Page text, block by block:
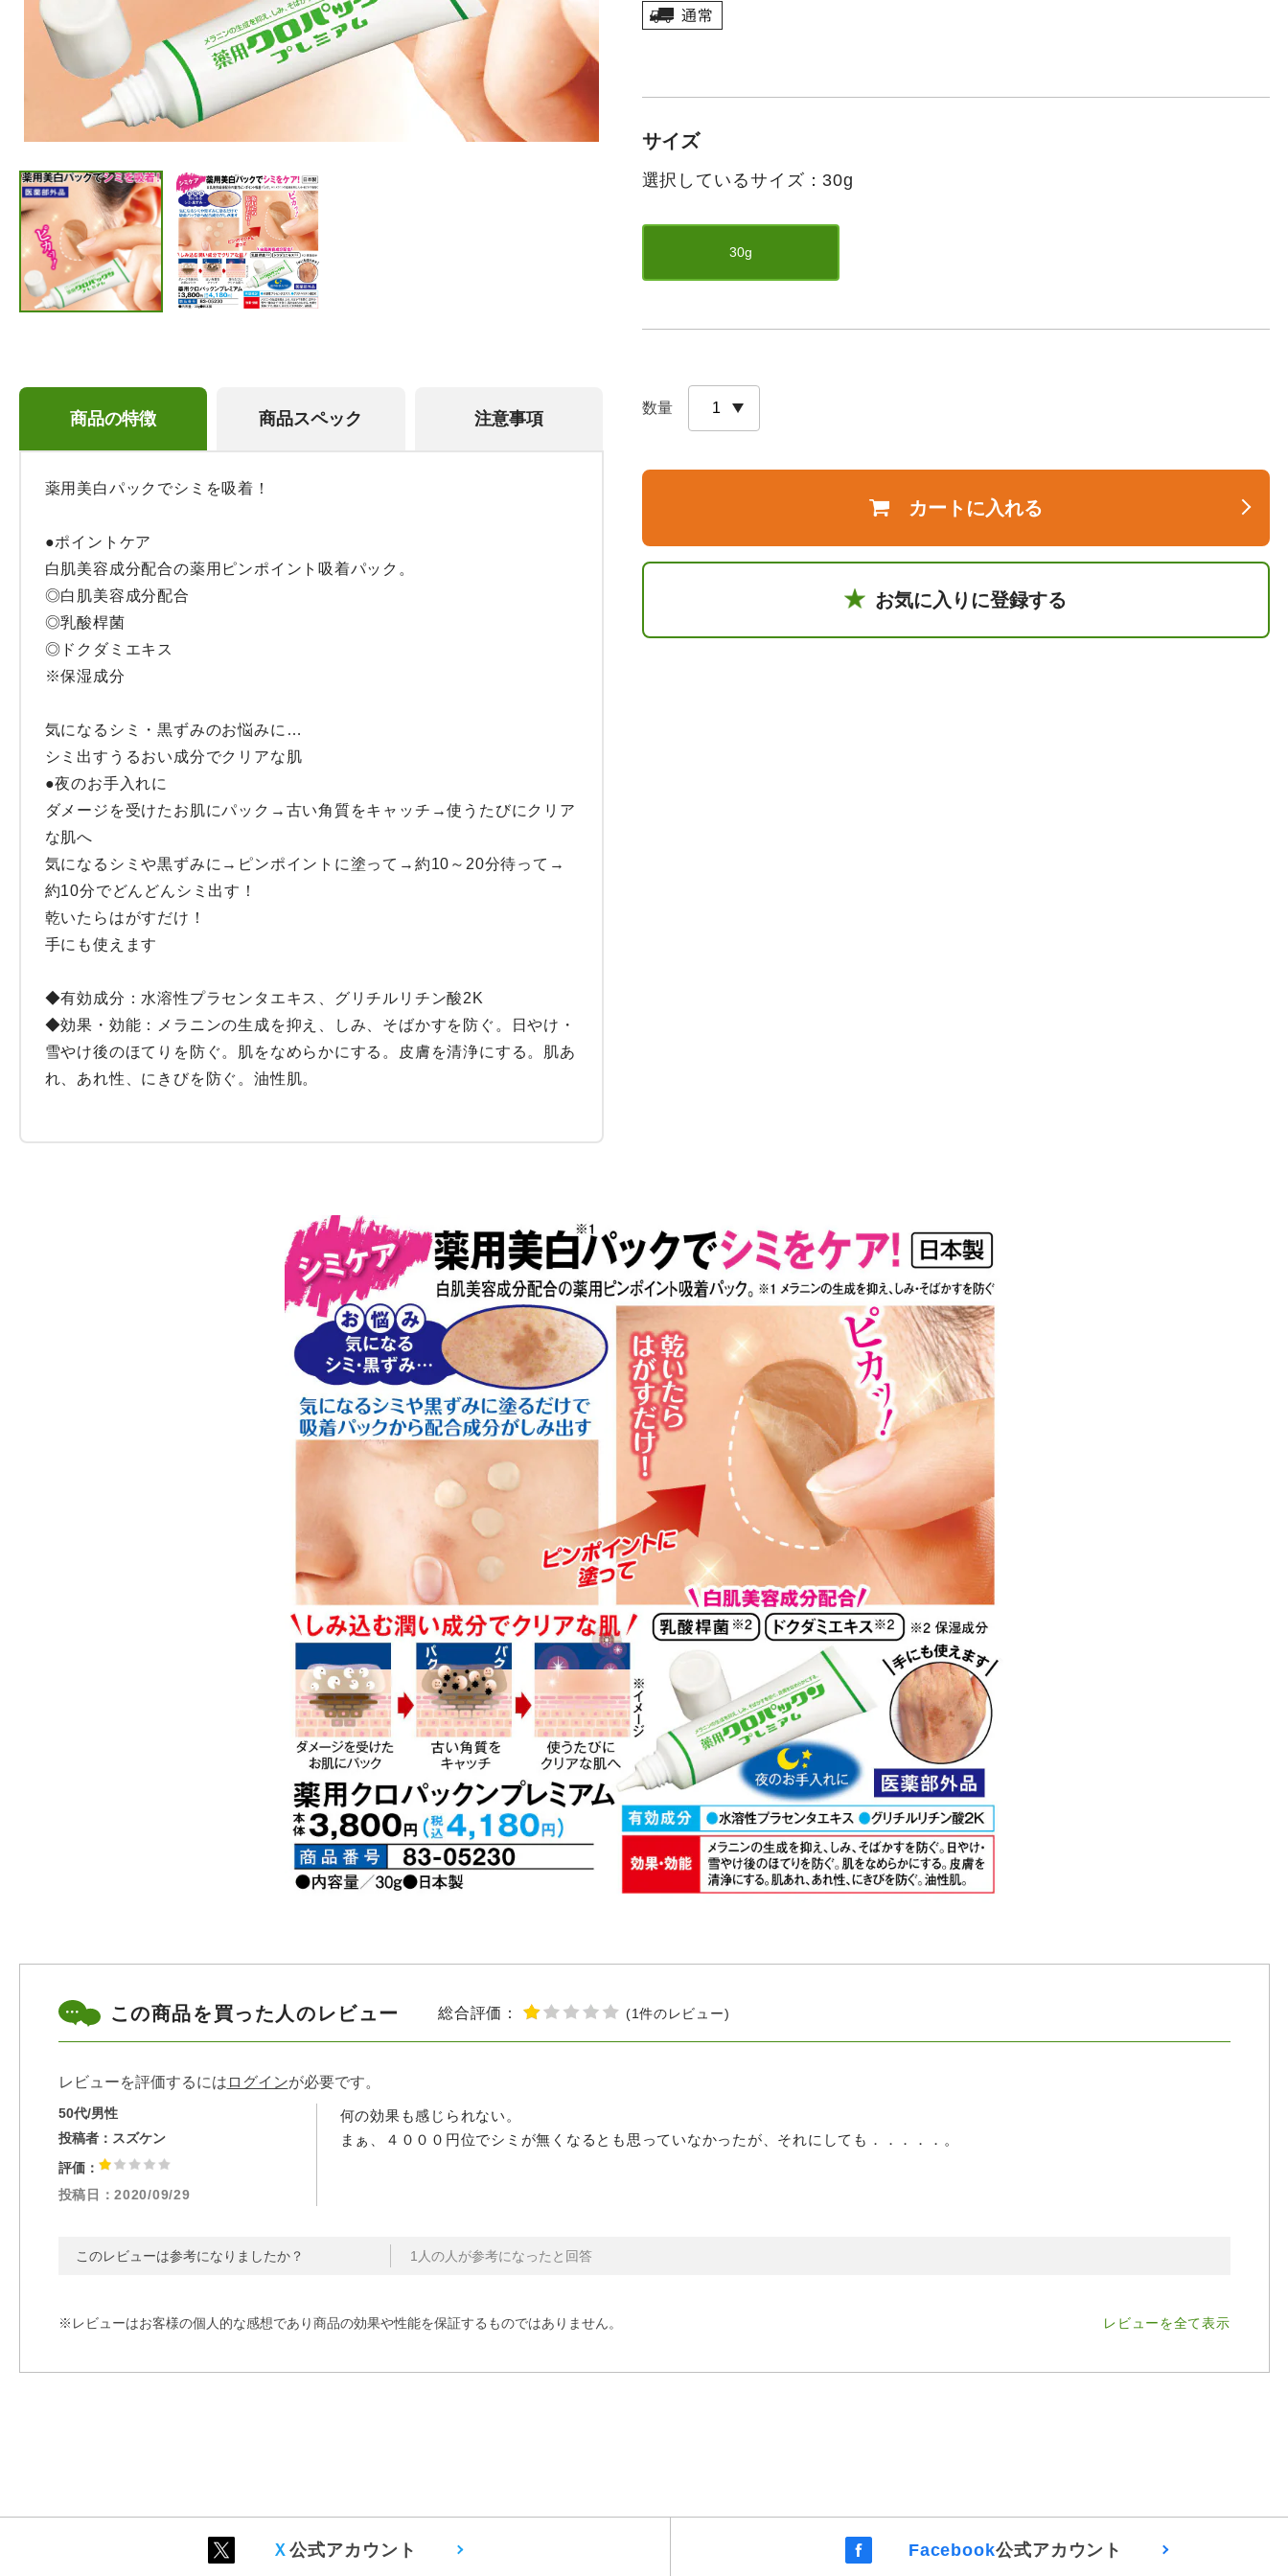
商品の特徴 商品スペック 注意事項
薬用美白パックでシミを吸着！
●ポイントケア
白肌美容成分配合の薬用ピンポイント吸着パック。
◎白肌美容成分配合
◎乳酸桿菌
◎ドクダミエキス
※保湿成分
気になるシミ・黒ずみのお悩みに…
シミ出すうるおい成分でクリアな肌
●夜のお手入れに
ダメージを受けたお肌にパック→古い角質をキャッチ→使うたびにクリア
な肌へ
気になるシミや黒ずみに→ピンポイントに塗って→約10～20分待って→
約10分でどんどんシミ出す！
乾いたらはがすだけ！
手にも使えます
◆有効成分：水溶性プラセンタエキス、グリチルリチン酸2K
◆効果・効能：メラニンの生成を抑え、しみ、そばかすを防ぐ。日やけ・
雪やけ後のほてりを防ぐ。肌をなめらかにする。皮膚を清浄にする。肌あ
れ、あれ性、にきびを防ぐ。油性肌。
サイズ
選択しているサイズ：30g
30g
数量
カートに入れる
お気に入りに登録する
この商品を買った人のレビュー 総合評価： (1件のレビュー)
レビューを評価するには ログインが必要です。
50代/男性
投稿者： スズケン
評価：
投稿日：2020/09/29
何の効果も感じられない。
まぁ、４０００円位でシミが無くなるとも思っていなかったが、それにしても．．．．．。
このレビューは参考になりましたか？ 1 人の人が参考になったと回答
※レビューはお客様の個人的な感想であり商品の効果や性能を保証するものではありません。 レビューを全て表示
Ｘ公式アカウント Facebook公式アカウント